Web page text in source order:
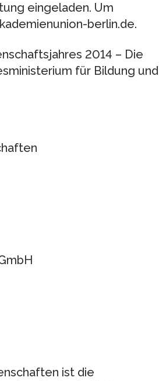
eingeladen. Um
berlin.de.
2014 – Die
für Bildung und
ist die